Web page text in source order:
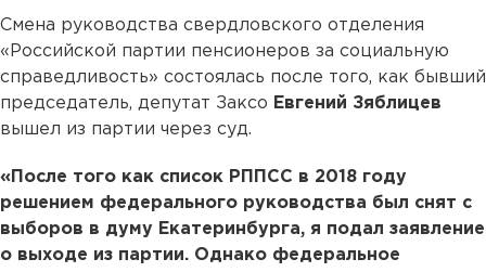
Смена руководства свердловского отделения
«Российской партии пенсионеров за социальную
справедливость» состоялась после того, как бывший
председатель, депутат Заксо Евгений Зяблицев
вышел из партии через суд.
«После того как список РППСС в 2018 году
решением федерального руководства был снят с
выборов в думу Екатеринбурга, я подал заявление
о выходе из партии. Однако федеральное